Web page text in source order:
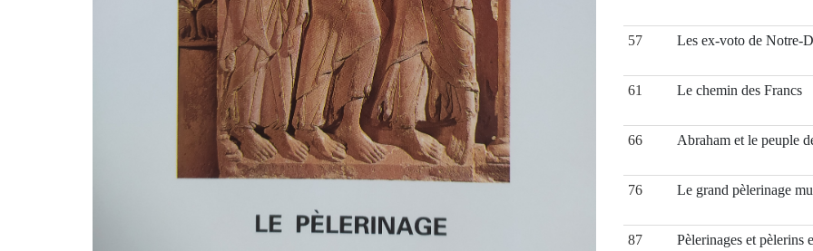
57
Les ex-voto de Notre-
61
Le chemin des Francs
66
Abraham et le peuple
76
Le grand pèlerinage
87
Pèlerinages et pèlerins